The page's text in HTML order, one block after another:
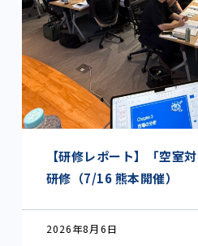
【研修レポート】「空室
研修（7/16 熊本開催）
2026年8月6日